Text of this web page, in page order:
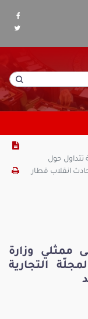
تتداول حول
انقلاب قطار
ممثلي وزارة
411 من المجلّة التجارية